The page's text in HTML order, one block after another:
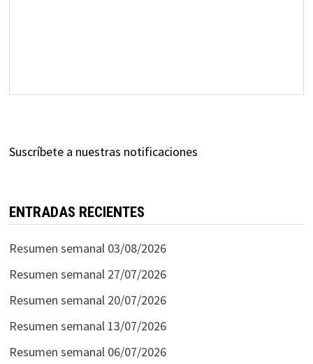
Suscríbete a nuestras notificaciones
ENTRADAS RECIENTES
Resumen semanal 03/08/2026
Resumen semanal 27/07/2026
Resumen semanal 20/07/2026
Resumen semanal 13/07/2026
Resumen semanal 06/07/2026